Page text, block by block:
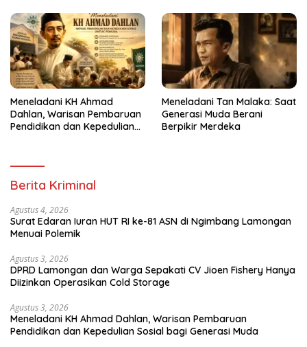
Meneladani KH Ahmad
Dahlan, Warisan Pembaruan
Pendidikan dan Kepedulian
Meneladani Tan Malaka: Saat
Generasi Muda Berani
Berpikir Merdeka
Berita Kriminal
Agustus 4, 2026
Surat Edaran Iuran HUT RI ke-81 ASN di Ngimbang Lamongan
Menuai Polemik
Agustus 3, 2026
DPRD Lamongan dan Warga Sepakati CV Jioen Fishery Hanya
Diizinkan Operasikan Cold Storage
Agustus 3, 2026
Meneladani KH Ahmad Dahlan, Warisan Pembaruan
Pendidikan dan Kepedulian Sosial bagi Generasi Muda